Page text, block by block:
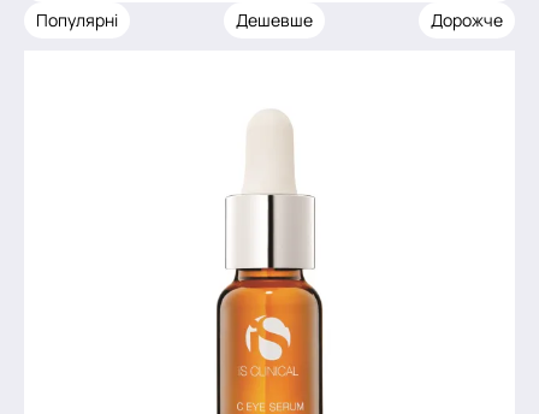
Популярні
Дешевше Дорожче